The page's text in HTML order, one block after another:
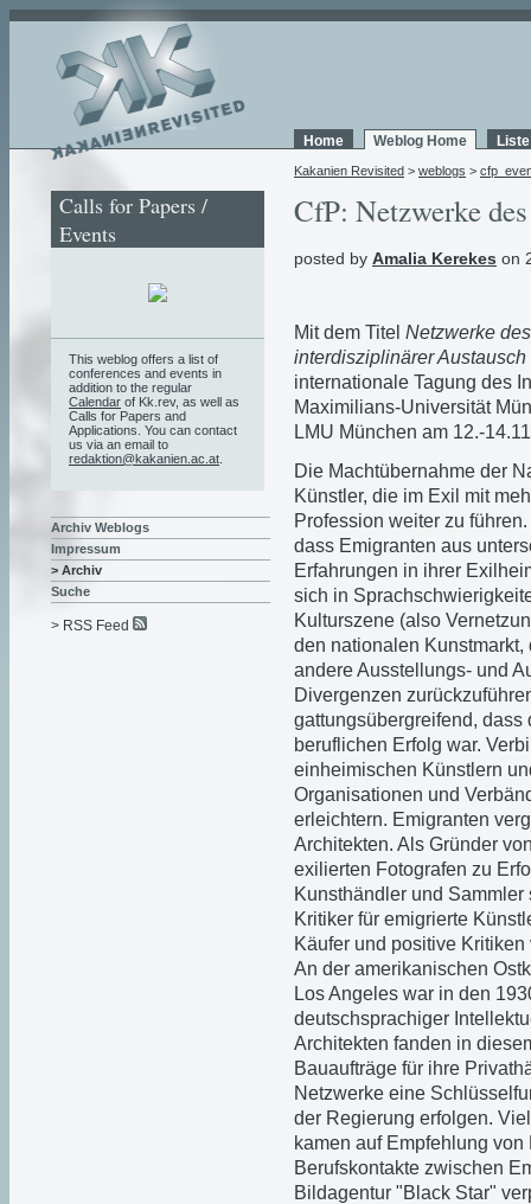
Home Weblog Home
Kakanien Revisited > weblogs >
CfP: Netzwerke
posted by Amalia Kerekes on
Mit dem Titel Netzwerke
interdisziplinärer
internationale Tagung des
Maximilians-Universität
LMU München am 12.-
Die Machtübernahme der
Künstler, die im Exil mit
Profession weiter zu
dass Emigranten aus
Erfahrungen in ihrer
sich in
Kulturszene (also
den nationalen
andere Ausstellungs- und
Divergenzen
gattungsübergreifend,
beruflichen Erfolg war.
einheimischen Künstlern
Organisationen und
erleichtern. Emigranten
Architekten. Als Gründer
exilierten Fotografen zu
Kunsthändler und
Kritiker für emigrierte
Käufer und positive Kritiken
An der amerikanischen
Los Angeles war in den
deutschsprachiger
Architekten fanden in
Bauaufträge für ihre
Netzwerke eine
der Regierung erfolgen.
kamen auf Empfehlung
Berufskontakte zwischen
Bildagentur "Black Star"
Calls for Papers /
Events
This weblog offers a list of
conferences and events in
addition to the regular
Calendar of Kk.rev, as well as
Calls for Papers and
Applications. You can contact
us via an email to
redaktion@kakanien.ac.at
Archiv Weblogs
Impressum
> Archiv
Suche
> RSS Feed